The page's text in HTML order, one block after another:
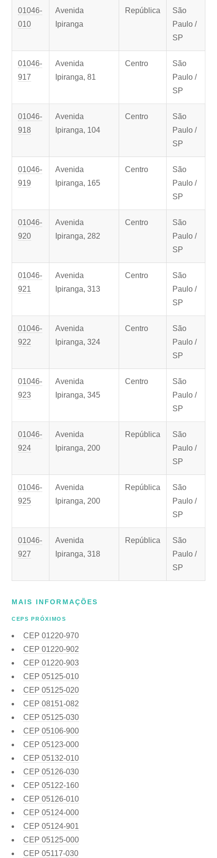
01046-
010
Avenida
Ipiranga
República
São
Paulo /
SP
01046-
917
Avenida
Ipiranga, 81
Centro
São
Paulo /
SP
01046-
918
Avenida
Ipiranga, 104
Centro
São
Paulo /
SP
01046-
919
Avenida
Ipiranga, 165
Centro
São
Paulo /
SP
01046-
920
Avenida
Ipiranga, 282
Centro
São
Paulo /
SP
01046-
921
Avenida
Ipiranga, 313
Centro
São
Paulo /
SP
01046-
922
Avenida
Ipiranga, 324
Centro
São
Paulo /
SP
01046-
923
Avenida
Ipiranga, 345
Centro
São
Paulo /
SP
01046-
924
Avenida
Ipiranga, 200
República
São
Paulo /
SP
01046-
925
Avenida
Ipiranga, 200
República
São
Paulo /
SP
01046-
927
Avenida
Ipiranga, 318
República
São
Paulo /
SP
MAIS INFORMAÇÕES
CEPS PRÓXIMOS
CEP 01220-970
CEP 01220-902
CEP 01220-903
CEP 05125-010
CEP 05125-020
CEP 08151-082
CEP 05125-030
CEP 05106-900
CEP 05123-000
CEP 05132-010
CEP 05126-030
CEP 05122-160
CEP 05126-010
CEP 05124-000
CEP 05124-901
CEP 05125-000
CEP 05117-030